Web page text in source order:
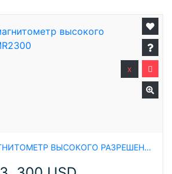
ТРЕХОСЕВОЙ МАГНИТОМЕТР ВЫСОКОГО РАЗРЕШЕНИЯ CMR2300
x